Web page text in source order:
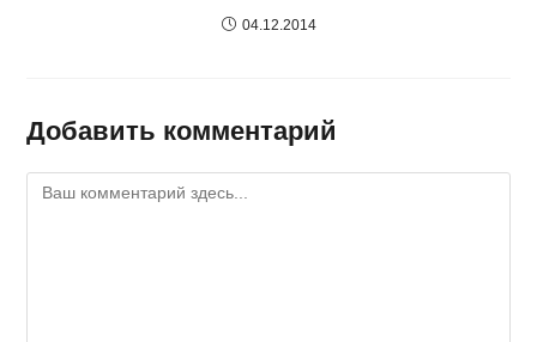
04.12.2014
Добавить комментарий
Комментарий